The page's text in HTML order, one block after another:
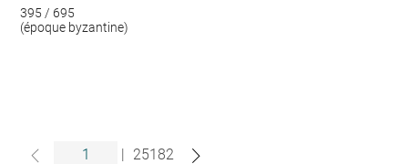
395 / 695
(époque byzantine)
| 25182